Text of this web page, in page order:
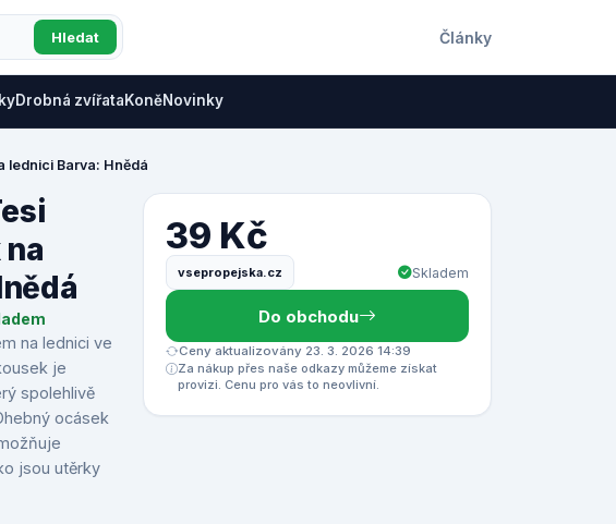
Hledat Články
Drobná zvířataKoněNovinky
lednici Barva: Hnědá
na lednici ve
je
spolehlivě
ocásek
jsou utěrky
39 Kč
vsepropejska.cz Skladem
Do obchodu
Ceny aktualizovány 23. 3. 2026 14:39
Za nákup přes naše odkazy můžeme získat
provizi. Cenu pro vás to neovlivní.